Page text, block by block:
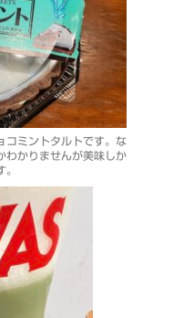
コミントタルトです。な
わかりませんが美味しか
。